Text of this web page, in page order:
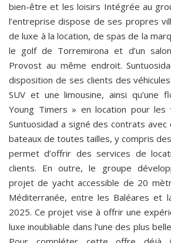
bien-être et les loisirs Intégrée au
l’entreprise dispose de ses propres
de luxe à la location, de spas de la
le golf de Torremirona et d’un
Provost au même endroit.
disposition de ses clients des
SUV et une limousine, ainsi qu’une
Young Timers » en location pour les
Suntuosidad a signé des contrats
bateaux de toutes tailles, y compris
permet d’offrir des services de
clients. En outre, le groupe
projet de yacht accessible de 20
Méditerranée, entre les Baléares et
2025. Ce projet vise à offrir une
luxe inoubliable dans l’une des plus